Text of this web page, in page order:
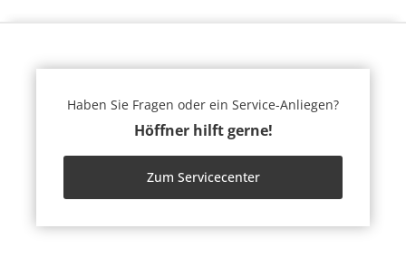
Haben Sie Fragen oder ein Service-Anliegen?
Höffner hilft gerne!
Zum Servicecenter